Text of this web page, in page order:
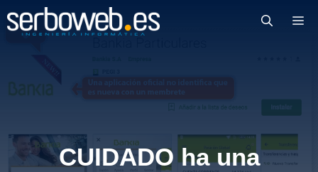
Saltar
al
CUIDADO ha una